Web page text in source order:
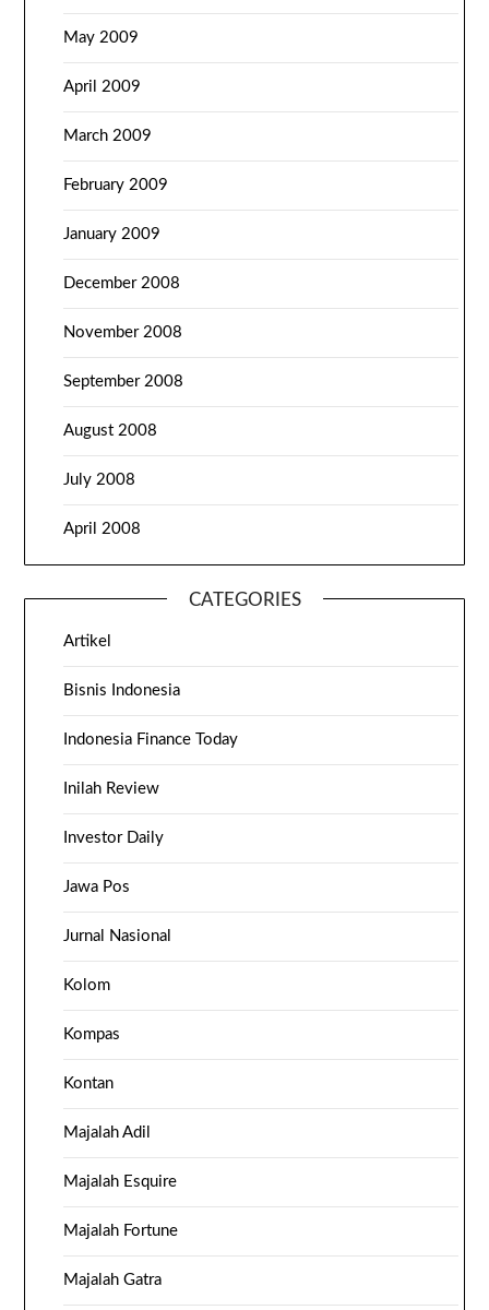
May 2009
April 2009
March 2009
February 2009
January 2009
December 2008
November 2008
September 2008
August 2008
July 2008
April 2008
CATEGORIES
Artikel
Bisnis Indonesia
Indonesia Finance Today
Inilah Review
Investor Daily
Jawa Pos
Jurnal Nasional
Kolom
Kompas
Kontan
Majalah Adil
Majalah Esquire
Majalah Fortune
Majalah Gatra